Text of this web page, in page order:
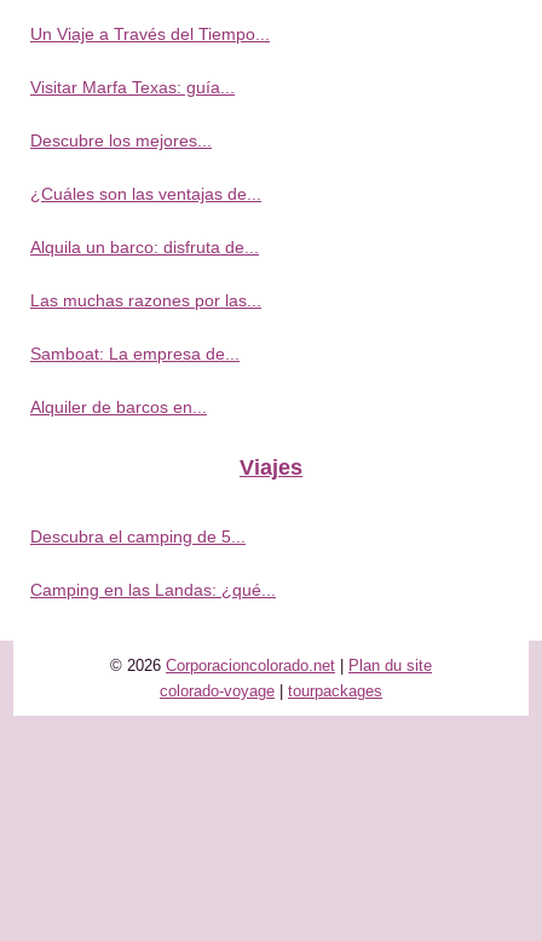
Un Viaje a Través del Tiempo...
Visitar Marfa Texas: guía...
Descubre los mejores...
¿Cuáles son las ventajas de...
Alquila un barco: disfruta de...
Las muchas razones por las...
Samboat: La empresa de...
Alquiler de barcos en...
Viajes
Descubra el camping de 5...
Camping en las Landas: ¿qué...
© 2026 Corporacioncolorado.net
Plan du site
colorado-voyage
tourpackages